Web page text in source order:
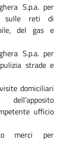
S.p.a. per
sulle reti di
del gas e
S.p.a. per
strade e
domiciliari
ufficio
merci per